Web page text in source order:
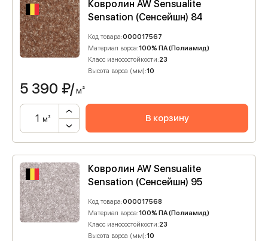
Ковролин AW Sensualite
Sensation (Сенсейшн) 84
Код товара:000017567
Материал ворса:100% ПА (Полиамид)
Класс износостойкости:23
Высота ворса (мм):10
5 390 ₽/м²
м² В корзину
Ковролин AW Sensualite
Sensation (Сенсейшн) 95
Код товара:000017568
Материал ворса:100% ПА (Полиамид)
Класс износостойкости:23
Высота ворса (мм):10